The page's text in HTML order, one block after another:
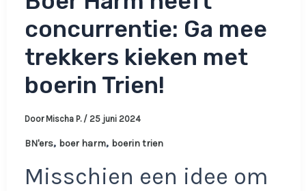
concurrentie: Ga mee
trekkers kieken met
boerin Trien!
Door Mischa P. / 25 juni 2024
BN'ers, boer harm, boerin trien
Misschien een idee om